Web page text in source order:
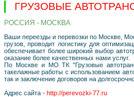
ГРУЗОВЫЕ
РОССИЯ - МОСКВА
Ваши переезды и перевозки по Москве,
грузов, проводит логистику для
обеспечивает более широкий выбор
оказание более качественных нами услуг.
По Москве и МО ТК "Грузовые
такелажные работы с использованием
так и заключение договоров на
Адрес сайта - http://perevozki-77.ru